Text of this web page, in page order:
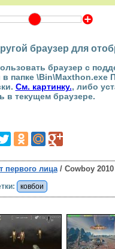
Z
браузер для
браузер с
в папке
См. картинку., либо
в текущем браузере.
первого лица/ Cowboy 2010
ковбои